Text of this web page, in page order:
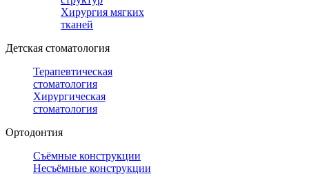
Хирургия мягких
тканей
Детская стоматология
Терапевтическая
стоматология
Хирургическая
стоматология
Ортодонтия
Съёмные конструкции
Несъёмные конструкции